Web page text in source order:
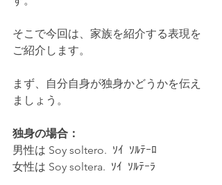
そこで今回は、家族を紹介する表現を
ご紹介します。
まず、自分自身が独身かどうかを伝え
ましょう。
独身の場合：
男性は Soy soltero.  ｿｲ  ｿﾙﾃｰﾛ
女性は Soy soltera.  ｿｲ  ｿﾙﾃｰﾗ